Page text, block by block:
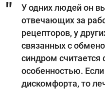
У одних людей он
отвечающих за
рецепторов, у
связанных с
синдром считается
особенностью.
дискомфорта, то